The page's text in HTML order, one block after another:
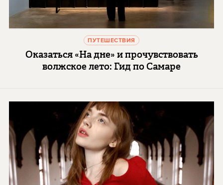
ПУТЕШЕСТВИЯ
Оказаться «На дне» и прочувствовать
волжское лето: Гид по Самаре